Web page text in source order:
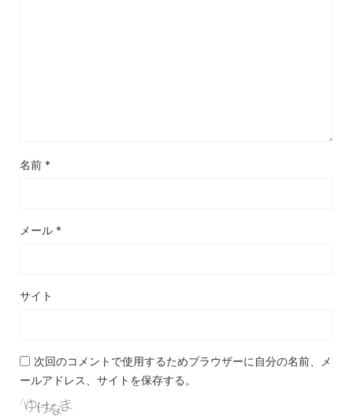
名前 *
メール *
サイト
次回のコメントで使用するためブラウザーに自分の名前、メ
ールアドレス、サイトを保存する。